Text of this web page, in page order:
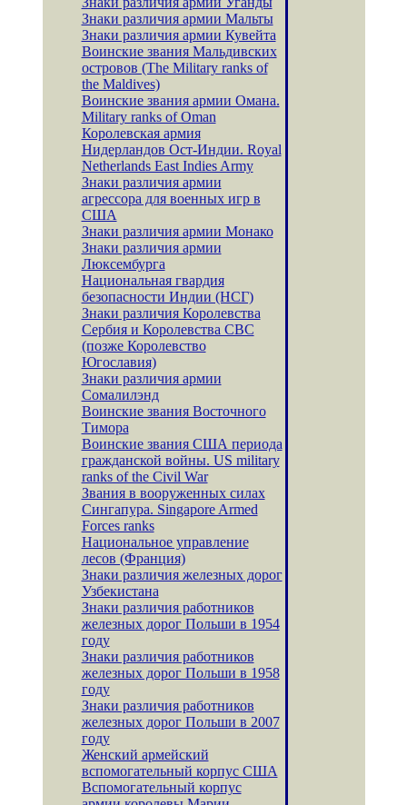
Знаки различия армии Мальты
Знаки различия армии Кувейта
Воинские звания Мальдивских
островов (The Military ranks of
the Maldives)
Воинские звания армии Омана.
Military ranks of Oman
Королевская армия
Нидерландов Ост-Индии. Royal
Netherlands East Indies Army
Знаки различия армии
агрессора для военных игр в
США
Знаки различия армии Монако
Знаки различия армии
Люксембурга
Национальная гвардия
безопасности Индии (НСГ)
Знаки различия Королевства
Сербия и Королевства СВС
(позже Королевство
Югославия)
Знаки различия армии
Сомалилэнд
Воинские звания Восточного
Тимора
Воинские звания США периода
гражданской войны. US military
ranks of the Civil War
Звания в вооруженных силах
Сингапура. Singapore Armed
Forces ranks
Национальное управление
лесов (Франция)
Знаки различия железных дорог
Узбекистана
Знаки различия работников
железных дорог Польши в 1954
году
Знаки различия работников
железных дорог Польши в 1958
году
Знаки различия работников
железных дорог Польши в 2007
году
Женский армейский
вспомогательный корпус США
Вспомогательный корпус